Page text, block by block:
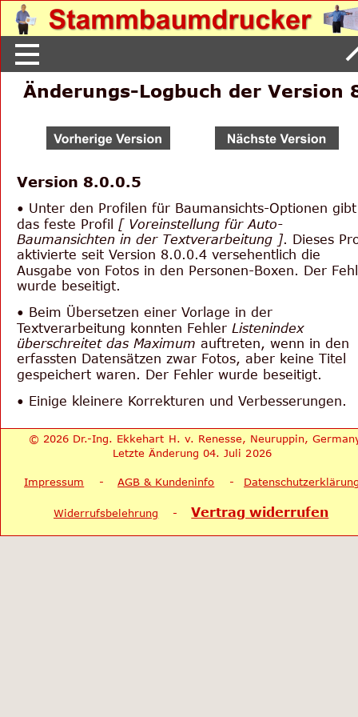
© 2026 Dr.-Ing. Ekkehart H. v. Renesse, Neuruppin,
Letzte Änderung 04. Juli 2026
Impressum
    -
AGB & Kundeninfo
    -
Widerrufsbelehrung
    -
Vertrag widerrufen
Änderungs-Logbuch der Version
Version 8.0.0.5
• Unter den Profilen für Baumansichts-Optionen
das feste Profil [ Voreinstellung für Auto-
Baumansichten in der Textverarbeitung ]. Dieses
aktivierte seit Version 8.0.0.4 versehentlich die
Ausgabe von Fotos in den Personen-Boxen. Der
wurde beseitigt.
• Beim Übersetzen einer Vorlage in der
Textverarbeitung konnten Fehler Listenindex
überschreitet das Maximum auftreten, wenn in den
erfassten Datensätzen zwar Fotos, aber keine Titel
gespeichert waren. Der Fehler wurde beseitigt.
• Einige kleinere Korrekturen und Verbesserungen.